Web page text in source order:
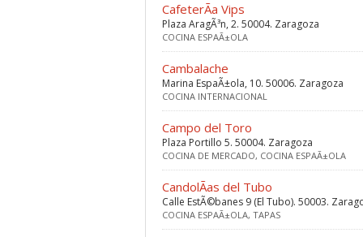
CafeterÃ­a Vips
Plaza AragÃ³n, 2. 50004. Zaragoza
COCINA ESPAÃ±OLA
Cambalache
Marina EspaÃ±ola, 10. 50006. Zaragoza
COCINA INTERNACIONAL
Campo del Toro
Plaza Portillo 5. 50004. Zaragoza
COCINA DE MERCADO, COCINA ESPAÃ±OLA
CandolÃ­as del Tubo
Calle EstÃ©banes 9 (El Tubo). 50003.
COCINA ESPAÃ±OLA, TAPAS